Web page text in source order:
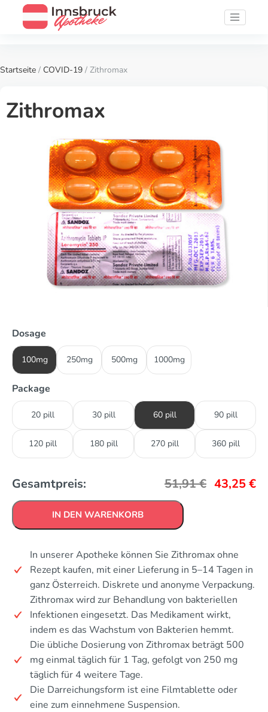
Startseite / COVID-19 / Zithromax
Zithromax
Dosage
100mg 250mg 500mg 1000mg
Package
20 pill 30 pill 60 pill 90 pill
120 pill 180 pill 270 pill 360 pill
Gesamtpreis: 51,91€ 43,25€
IN DEN WARENKORB
In unserer Apotheke können Sie Zithromax ohne
Rezept kaufen, mit einer Lieferung in 5–14 Tagen in
ganz Österreich. Diskrete und anonyme Verpackung.
Zithromax wird zur Behandlung von bakteriellen
Infektionen eingesetzt. Das Medikament wirkt,
indem es das Wachstum von Bakterien hemmt.
Die übliche Dosierung von Zithromax beträgt 500
mg einmal täglich für 1 Tag, gefolgt von 250 mg
täglich für 4 weitere Tage.
Die Darreichungsform ist eine Filmtablette oder
eine zum einnehmene Suspension.